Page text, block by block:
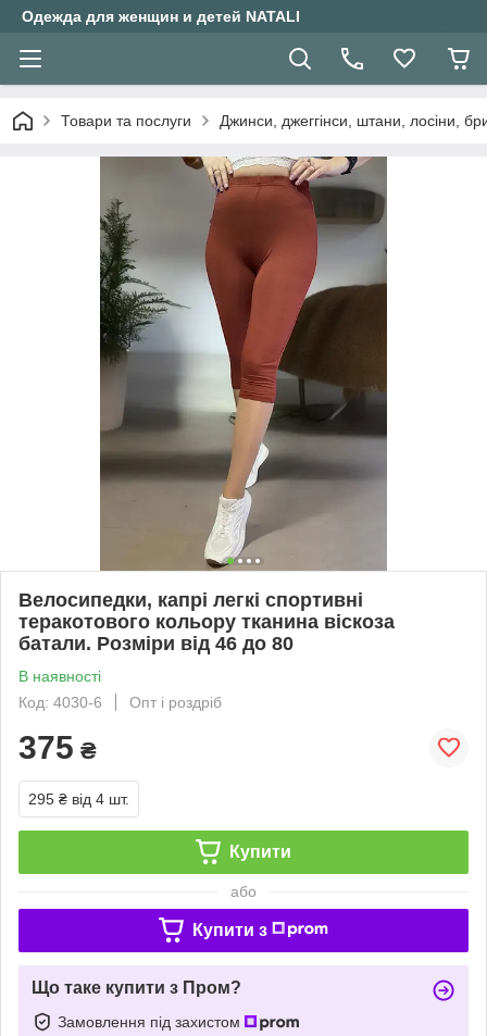
Одежда для женщин и детей NATALI
Товари та послуги Джинси, джеггінси, штани, лосіни,
Велосипедки, капрі легкі спортивні
теракотового кольору тканина віскоза
батали. Розміри від 46 до 80
В наявності
Код: 4030-6
Опт і роздріб
375 ₴
295 ₴ від 4 шт.
Купити
або
Купити з
Що таке купити з Пром?
Замовлення під захистом